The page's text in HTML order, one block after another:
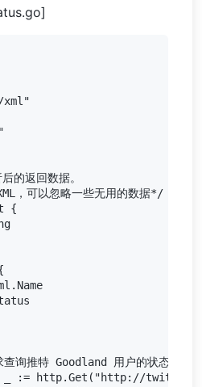
的返回数据。
，可以忽略一些无用的数据*/
{